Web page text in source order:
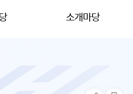
소개마당